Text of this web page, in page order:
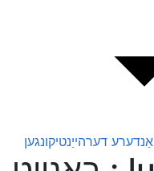
אַנדערע דערהייַנטיקונגען